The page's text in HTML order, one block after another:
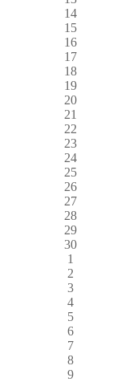
14
15
16
17
18
19
20
21
22
23
24
25
26
27
28
29
30
1
2
3
4
5
6
7
8
9